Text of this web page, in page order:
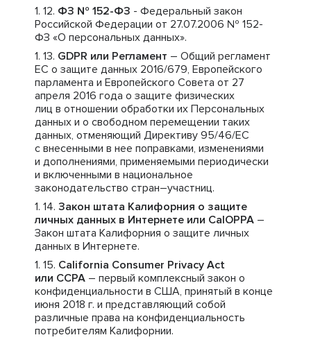
ФЗ № 152-ФЗ - Федеральный закон
Российской Федерации от 27.07.2006 № 152-
ФЗ «О персональных данных».
GDPR или Регламент – Общий регламент
ЕС о защите данных 2016/679, Европейского
парламента и Европейского Совета от 27
апреля 2016 года о защите физических
лиц в отношении обработки их Персональных
данных и о свободном перемещении таких
данных, отменяющий Директиву 95/46/ЕС
с внесенными в нее поправками, изменениями
и дополнениями, применяемыми периодически
и включенными в национальное
законодательство стран–участниц.
Закон штата Калифорния о защите
личных данных в Интернете или CalOPPA –
Закон штата Калифорния о защите личных
данных в Интернете.
California Consumer Privacy Act
или CCPA – первый комплексный закон о
конфиденциальности в США, принятый в конце
июня 2018 г. и представляющий собой
различные права на конфиденциальность
потребителям Калифорнии.